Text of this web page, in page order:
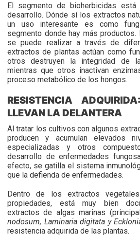
El segmento de bioherbicidas
desarrollo. Dónde sí los extractos
un uso interesante es como
segmento donde hay más productos.
se puede realizar a través de
extractos de plantas actúan como
otros destruyen la integridad de
mientras que otros inactivan
proceso metabólico de los hongos.
RESISTENCIA
LLEVAN LA DELANTERA
Al tratar los cultivos con algunos
producen y acumulan elevados
especializadas y otros
desarrollo de enfermedades
efecto, se gatilla el sistema
que la defienda de enfermedades.
Dentro de los extractos
propiedades, está muy bien
extractos de algas marinas
nodosum, Laminaria digitata y
resistencia adquirida de las plantas.